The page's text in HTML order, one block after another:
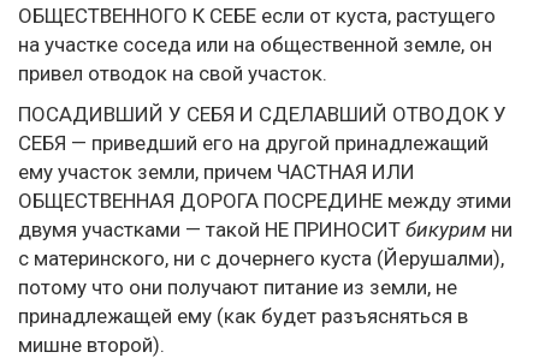
ОБЩЕСТВЕННОГО К СЕБЕ если от куста, растущего
на участке соседа или на общественной земле, он
привел отводок на свой участок.
ПОСАДИВШИЙ У СЕБЯ И СДЕЛАВШИЙ ОТВОДОК У
СЕБЯ — приведший его на другой принадлежащий
ему участок земли, причем ЧАСТНАЯ ИЛИ
ОБЩЕСТВЕННАЯ ДОРОГА ПОСРЕДИНЕ между этими
двумя участками — такой НЕ ПРИНОСИТ бикурим ни
с материнского, ни с дочернего куста (Йерушалми),
потому что они получают питание из земли, не
принадлежащей ему (как будет разъясняться в
мишне второй).